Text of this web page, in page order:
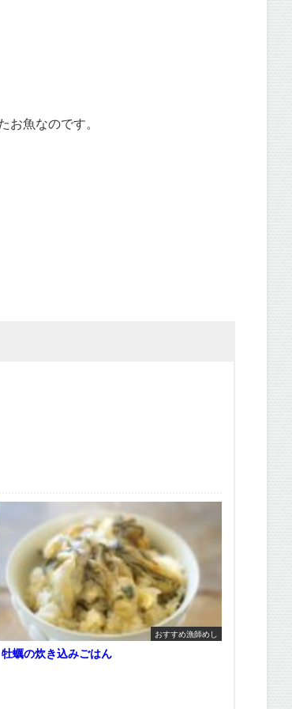
お魚なのです。
おすすめ漁師めし
牡蠣の炊き込みごはん